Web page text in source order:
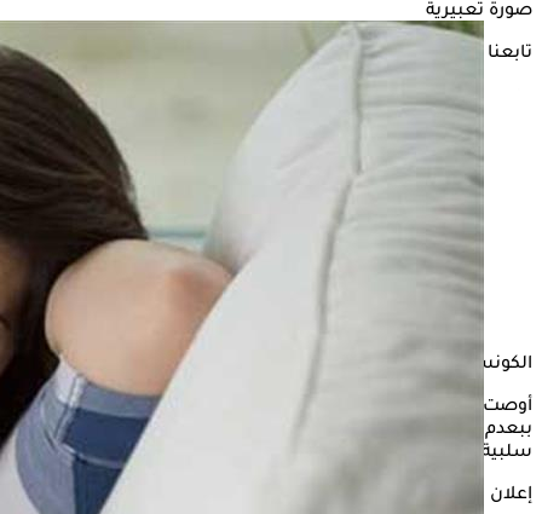
صورة تعبيرية
تابعنا على
الكونسلتو
أوصت الدكتورة هبة قطب، استشاري العلاقات الأسرية، النساء
ببعدم ممارسة
قبل الزواج، لما تسببه من تأثيرات
سلبية على صحتهن الجنسية.
إعلان